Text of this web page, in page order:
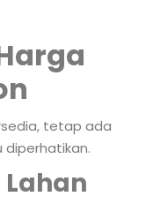
tetap ada